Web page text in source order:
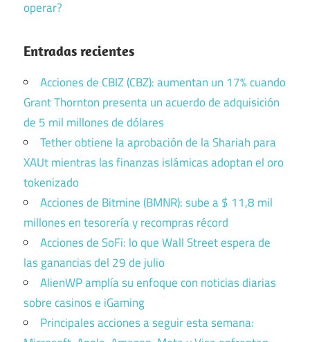
operar?
Entradas recientes
Acciones de CBIZ (CBZ): aumentan un 17% cuando
Grant Thornton presenta un acuerdo de adquisición
de 5 mil millones de dólares
Tether obtiene la aprobación de la Shariah para
XAUt mientras las finanzas islámicas adoptan el oro
tokenizado
Acciones de Bitmine (BMNR): sube a $ 11,8 mil
millones en tesorería y recompras récord
Acciones de SoFi: lo que Wall Street espera de
las ganancias del 29 de julio
AlienWP amplía su enfoque con noticias diarias
sobre casinos e iGaming
Principales acciones a seguir esta semana: